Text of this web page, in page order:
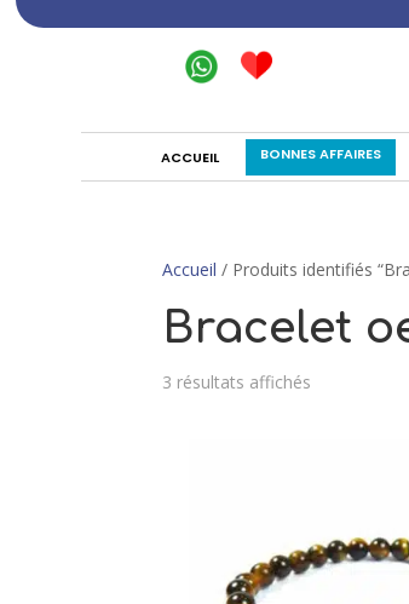
ACCUEIL BONNES AFFAIRES
Accueil / Produits identifiés
Bracelet
3 résultats affichés